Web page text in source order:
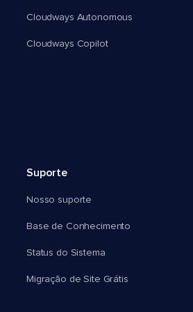
Cloudways Autonomous
Cloudways Copilot
Suporte
Nosso suporte
Base de Conhecimento
Status do Sistema
Migração de Site Grátis